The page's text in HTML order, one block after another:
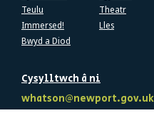
Teulu
Immersed!
Bwyd a Diod
Theatr
Lles
Cysylltwch â ni
whatson@newport.gov.uk